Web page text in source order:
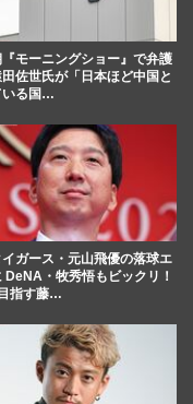
『モーニングショー』で弁護
佐世氏が「日本ほど中国と
いる国…
イガース・元山飛優の落球エ
DeNA・牧秀悟もビックリ！
指す藤…